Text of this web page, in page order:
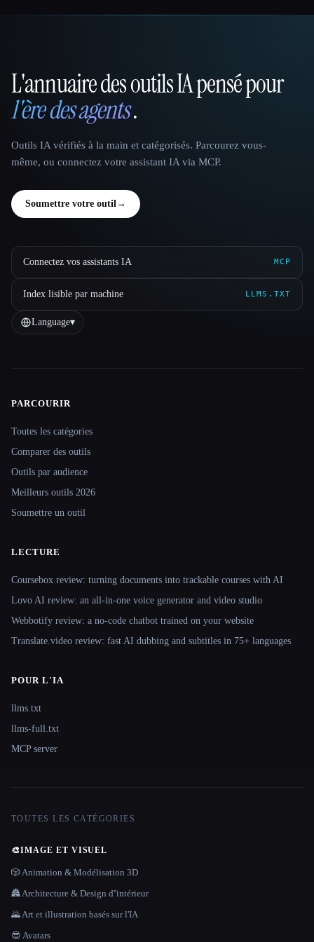
That AI Collection
L'annuaire des outils IA pensé pour
l'ère des agents.
Outils IA vérifiés à la main et catégorisés. Parcourez vous-
même, ou connectez votre assistant IA via MCP.
Soumettre votre outil→
Connectez vos assistants IA MCP
Index lisible par machine LLMS.TXT
Language▾
Site navigation
PARCOURIR
Toutes les catégories
Comparer des outils
Outils par audience
Meilleurs outils 2026
Soumettre un outil
LECTURE
Coursebox review: turning documents into trackable courses with AI
Lovo AI review: an all-in-one voice generator and video studio
Webbotify review: a no-code chatbot trained on your website
Translate.video review: fast AI dubbing and subtitles in 75+ languages
POUR L'IA
llms.txt
llms-full.txt
MCP server
TOUTES LES CATÉGORIES
🎨IMAGE ET VISUEL
🎲 Animation & Modélisation 3D
🏯 Architecture & Design d''intérieur
🌄 Art et illustration basés sur l'IA
😎 Avatars